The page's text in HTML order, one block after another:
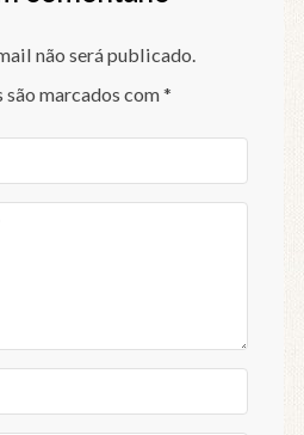
não será publicado.
marcados com*